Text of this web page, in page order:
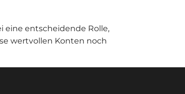
eine entscheidende Rolle,
wertvollen Konten noch